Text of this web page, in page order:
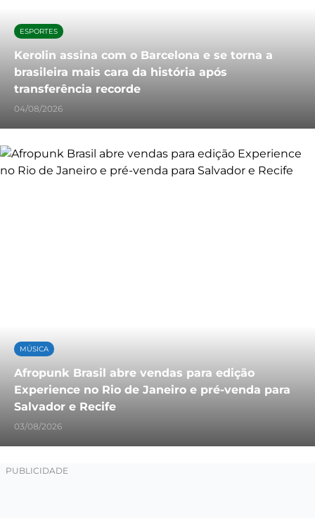
ESPORTES
Kerolin assina com o Barcelona e se torna a
brasileira mais cara da história após
transferência recorde
04/08/2026
MÚSICA
Afropunk Brasil abre vendas para edição
Experience no Rio de Janeiro e pré-venda para
Salvador e Recife
03/08/2026